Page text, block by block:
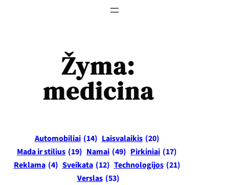
Žyma:
medicina
Automobiliai (14) Laisvalaikis (20)
Mada ir stilius (19) Namai (49) Pirkiniai (17)
Reklama (4) Sveikata (12) Technologijos (21)
Verslas (53)